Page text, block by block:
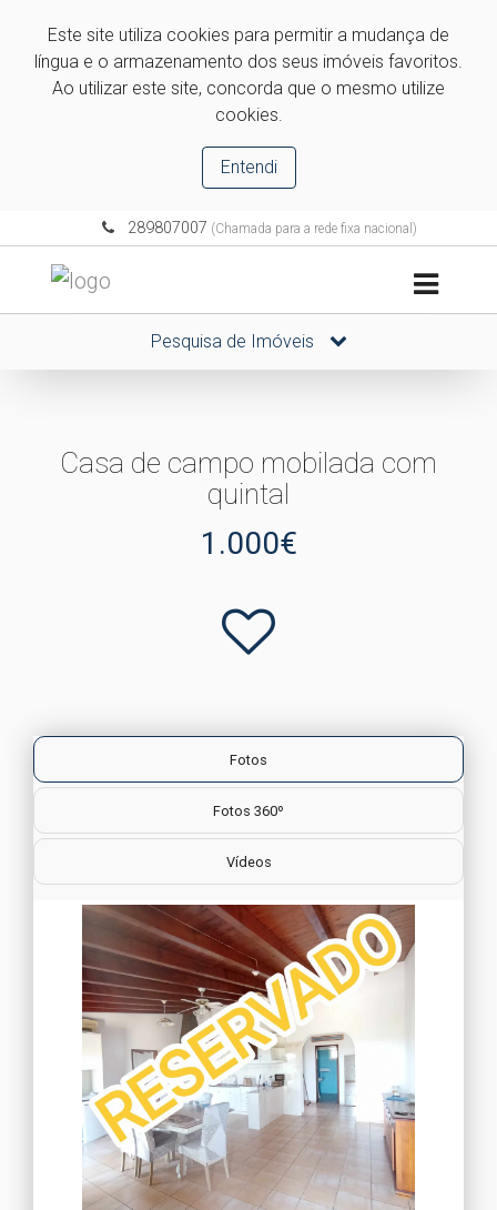
Este site utiliza cookies para permitir a mudança de
língua e o armazenamento dos seus imóveis favoritos.
Ao utilizar este site, concorda que o mesmo utilize
cookies.
Entendi
289807007 (Chamada para a rede fixa nacional)
Pesquisa de Imóveis
Casa de campo mobilada com
quintal
1.000€
Fotos
Fotos 360º
Vídeos